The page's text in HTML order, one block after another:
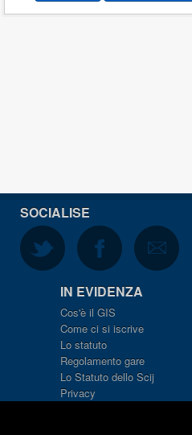
SOCIALISE
IN EVIDENZA
Cos'è il GIS
Come ci si iscrive
Lo statuto
Regolamento gare
Lo Statuto dello Scij
Privacy